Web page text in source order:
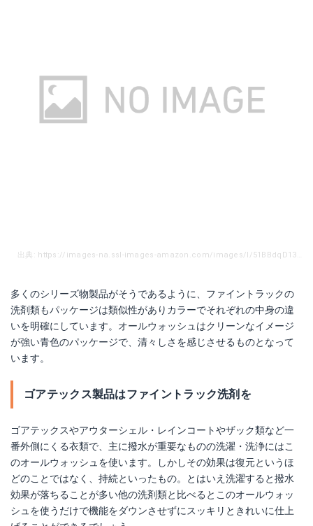
多くのシリーズ物製品がそうであるように、ファイントラックの
洗剤類もパッケージは類似性がありカラーでそれぞれの中身の違
いを明確にしています。オールウォッシュはクリーンなイメージ
が強い青色のパッケージで、清々しさを感じさせるものとなって
います。
ゴアテックス製品はファイントラック洗剤を
ゴアテックスやアウターシェル・レインコートやザック類など一
番外側にくる衣類で、主に撥水が重要なものの洗濯・洗浄にはこ
のオールウォッシュを使います。しかしその効果は復元というほ
どのことではなく、持続といったもの。とはいえ洗濯すると撥水
効果が落ちることが多い他の洗剤類と比べるとこのオールウォッ
シュを使うだけで機能をダウンさせずにスッキリときれいに仕上